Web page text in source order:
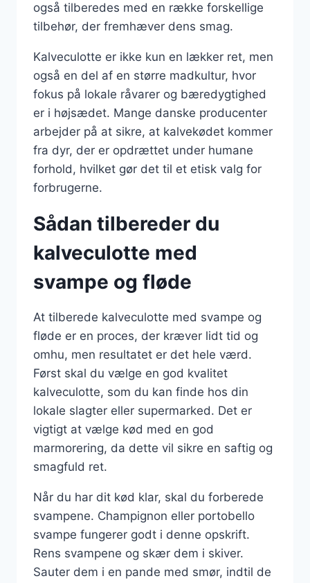
også tilberedes med en række forskellige
tilbehør, der fremhæver dens smag.
Kalveculotte er ikke kun en lækker ret, men
også en del af en større madkultur, hvor
fokus på lokale råvarer og bæredygtighed
er i højsædet. Mange danske producenter
arbejder på at sikre, at kalvekødet kommer
fra dyr, der er opdrættet under humane
forhold, hvilket gør det til et etisk valg for
forbrugerne.
Sådan tilbereder du
kalveculotte med
svampe og fløde
At tilberede kalveculotte med svampe og
fløde er en proces, der kræver lidt tid og
omhu, men resultatet er det hele værd.
Først skal du vælge en god kvalitet
kalveculotte, som du kan finde hos din
lokale slagter eller supermarked. Det er
vigtigt at vælge kød med en god
marmorering, da dette vil sikre en saftig og
smagfuld ret.
Når du har dit kød klar, skal du forberede
svampene. Champignon eller portobello
svampe fungerer godt i denne opskrift.
Rens svampene og skær dem i skiver.
Sauter dem i en pande med smør, indtil de